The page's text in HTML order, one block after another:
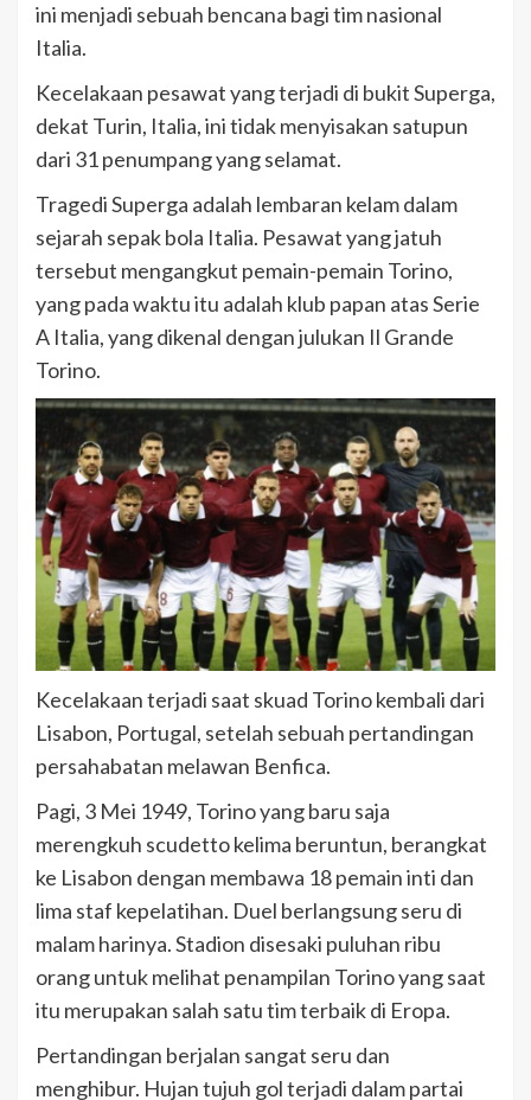
ini menjadi sebuah bencana bagi tim nasional
Italia.
Kecelakaan pesawat yang terjadi di bukit Superga,
dekat Turin, Italia, ini tidak menyisakan satupun
dari 31 penumpang yang selamat.
Tragedi Superga adalah lembaran kelam dalam
sejarah sepak bola Italia. Pesawat yang jatuh
tersebut mengangkut pemain-pemain Torino,
yang pada waktu itu adalah klub papan atas Serie
A Italia, yang dikenal dengan julukan Il Grande
Torino.
Kecelakaan terjadi saat skuad Torino kembali dari
Lisabon, Portugal, setelah sebuah pertandingan
persahabatan melawan Benfica.
Pagi, 3 Mei 1949, Torino yang baru saja
merengkuh scudetto kelima beruntun, berangkat
ke Lisabon dengan membawa 18 pemain inti dan
lima staf kepelatihan. Duel berlangsung seru di
malam harinya. Stadion disesaki puluhan ribu
orang untuk melihat penampilan Torino yang saat
itu merupakan salah satu tim terbaik di Eropa.
Pertandingan berjalan sangat seru dan
menghibur. Hujan tujuh gol terjadi dalam partai